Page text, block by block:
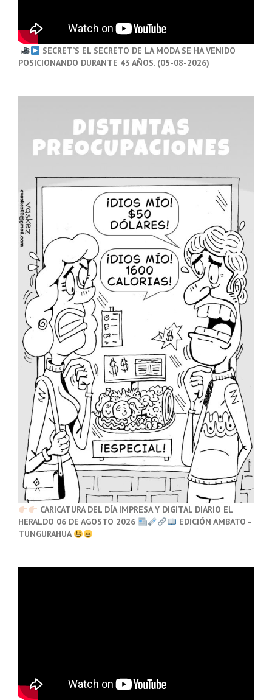
SECRET’S EL SECRETO DE LA MODA SE HA VENIDO
POSICIONANDO DURANTE 43 AÑOS. (05-08-2026)
CARICATURA DEL DÍA IMPRESA Y DIGITAL DIARIO EL
HERALDO 06 DE AGOSTO 2026
EDICIÓN AMBATO -
TUNGURAHUA